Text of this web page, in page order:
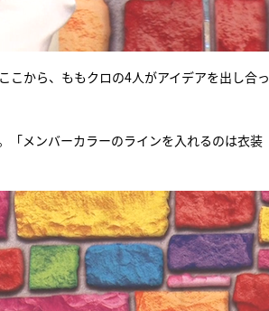
こから、ももクロの4人がアイデアを出し合っ
「メンバーカラーのラインを入れるのは衣装